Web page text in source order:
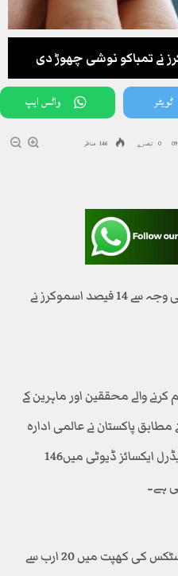
ٹویٹر واٹس ایپ
0 تبصرے 146 مناظر
اسلام آباد: ٹیکسوں میں اضافے کی وجہ سے 14 فیصد اسموکرز نے
کرنے والے محققین اور ماہرین کے
پاکستان نے عالمی ادارہ
صحت کی سفارشات کے مطابق فیڈرل ایکسائز ڈیوٹی میں146
ہے۔
ٹیکسوں میں اضافے سے سگریٹ اسٹکس کی کھپت میں 20 ارب سے